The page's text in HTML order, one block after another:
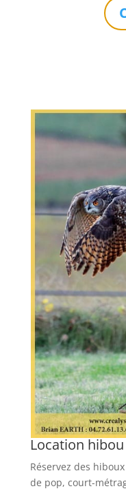
Location
Réservez des
de pop, court-